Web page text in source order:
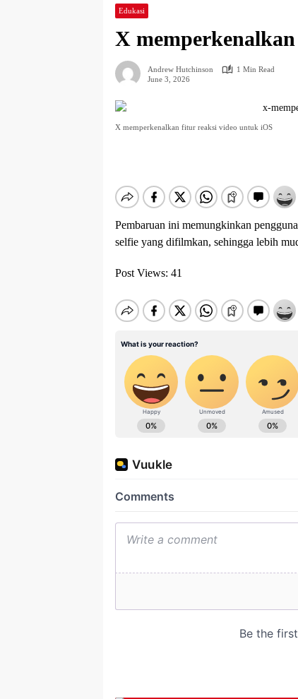
Edukasi
X
Andrew Hutchinson
1 Min Read
June 3, 2026
X memperkenalkan fitur reaksi video untuk iOS
Pembaruan ini memungkinkan
selfie yang difilmkan, sehingga lebih
Post Views: 41